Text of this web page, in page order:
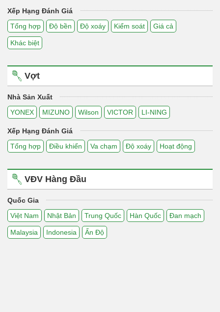
Xếp Hạng Đánh Giá
Tổng hợp
Độ bền Độ xoáy Kiểm soát Giá cả
Khác biệt
Vợt
Nhà Sản Xuất
YONEX
MIZUNO Wilson VICTOR LI-NING
Xếp Hạng Đánh Giá
Tổng hợp
Điều khiển Va chạm Độ xoáy Hoạt động
VĐV Hàng Đầu
Quốc Gia
Việt Nam
Nhật Bản Trung Quốc Hàn Quốc Đan mạch
Malaysia Indonesia Ấn Độ